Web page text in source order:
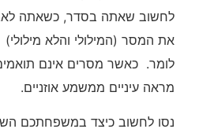
לחשוב שאתה בסדר, כשאתה לא.
את המסר (המילולי והלא
לומר. כאשר מסרים אינם
מראה עיניים ממשמע אוזניים.
נסו לחשוב כיצד במשפחתכם